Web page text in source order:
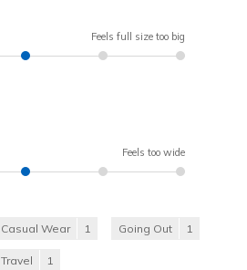
Feels full size too big
Feels too wide
Casual Wear 1 Going Out 1
Travel 1